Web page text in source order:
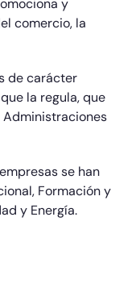
y
comercio, la
de carácter
la regula, que
se han
Formación y
y Energía.